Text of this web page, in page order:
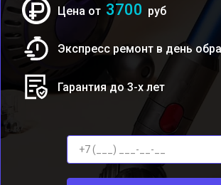
Цена от 3700 руб
Экспресс ремонт в день
Гарантия до 3-х лет